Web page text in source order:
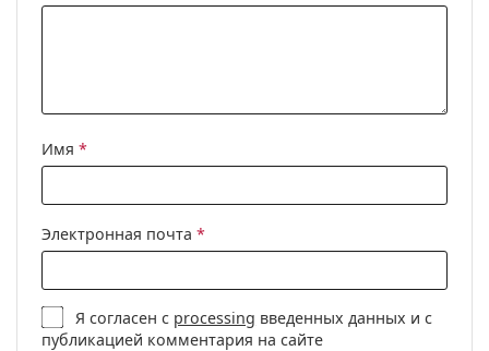
Имя *
Электронная почта *
Я согласен с processing введенных данных и с
публикацией комментария на сайте